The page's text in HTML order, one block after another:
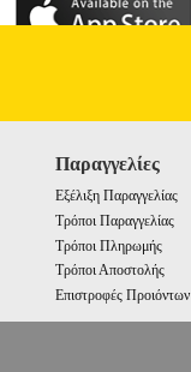
Παραγγελίες
Εξέλιξη Παραγγελίας
Τρόποι Παραγγελίας
Τρόποι Πληρωμής
Τρόποι Αποστολής
Επιστροφές Προιόντων